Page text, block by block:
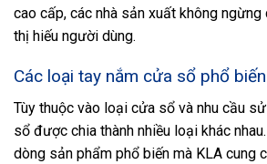
cao cấp, các nhà sản xuất không
thị hiếu người dùng.
Các loại tay nắm cửa sổ phổ
Tùy thuộc vào loại cửa sổ và nhu cầu
sổ được chia thành nhiều loại khác
dòng sản phẩm phổ biến mà KLA cung